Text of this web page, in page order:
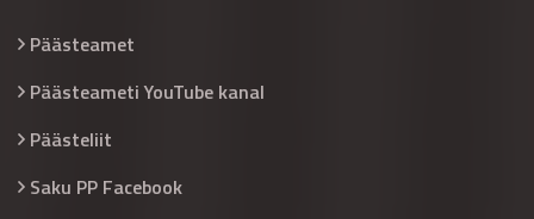
Päästeamet
Päästeameti YouTube kanal
Päästeliit
Saku PP Facebook